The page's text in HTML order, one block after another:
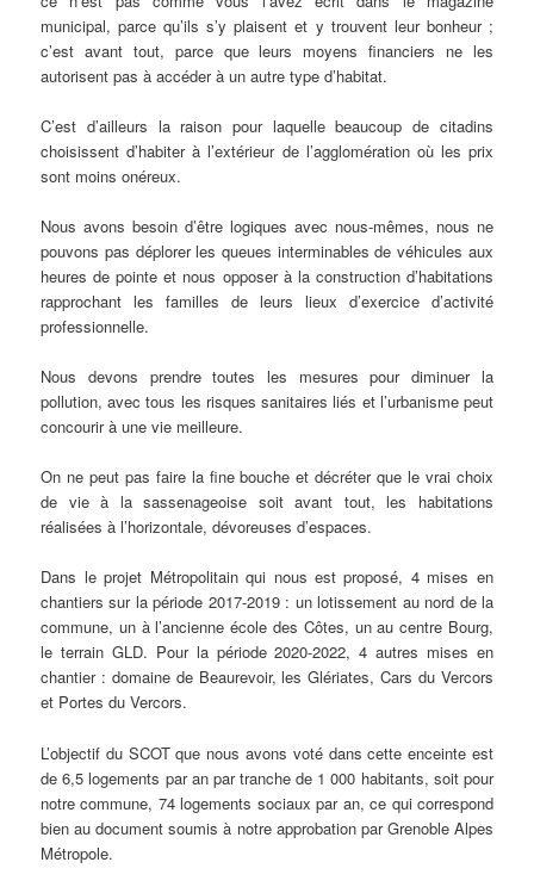
municipal, parce qu’ils s’y plaisent et y trouvent leur bonheur ;
c’est avant tout, parce que leurs moyens financiers ne les
autorisent pas à accéder à un autre type d’habitat.
C’est d’ailleurs la raison pour laquelle beaucoup de citadins
choisissent d’habiter à l’extérieur de l’agglomération où les prix
sont moins onéreux.
Nous avons besoin d’être logiques avec nous-mêmes, nous ne
pouvons pas déplorer les queues interminables de véhicules aux
heures de pointe et nous opposer à la construction d’habitations
rapprochant les familles de leurs lieux d’exercice d’activité
professionnelle.
Nous devons prendre toutes les mesures pour diminuer la
pollution, avec tous les risques sanitaires liés et l’urbanisme peut
concourir à une vie meilleure.
On ne peut pas faire la fine bouche et décréter que le vrai choix
de vie à la sassenageoise soit avant tout, les habitations
réalisées à l’horizontale, dévoreuses d’espaces.
Dans le projet Métropolitain qui nous est proposé, 4 mises en
chantiers sur la période 2017-2019 : un lotissement au nord de la
commune, un à l’ancienne école des Côtes, un au centre Bourg,
le terrain GLD. Pour la période 2020-2022, 4 autres mises en
chantier : domaine de Beaurevoir, les Glériates, Cars du Vercors
et Portes du Vercors.
L’objectif du SCOT que nous avons voté dans cette enceinte est
de 6,5 logements par an par tranche de 1 000 habitants, soit pour
notre commune, 74 logements sociaux par an, ce qui correspond
bien au document soumis à notre approbation par Grenoble Alpes
Métropole.